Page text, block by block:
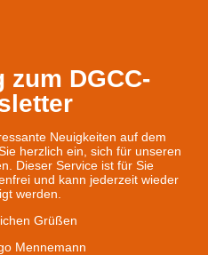
zum DGCC-
Neuigkeiten auf dem
herzlich ein, sich für unseren
Dieser Service ist für Sie
und kann jederzeit wieder
werden.
Grüßen
Mennemann